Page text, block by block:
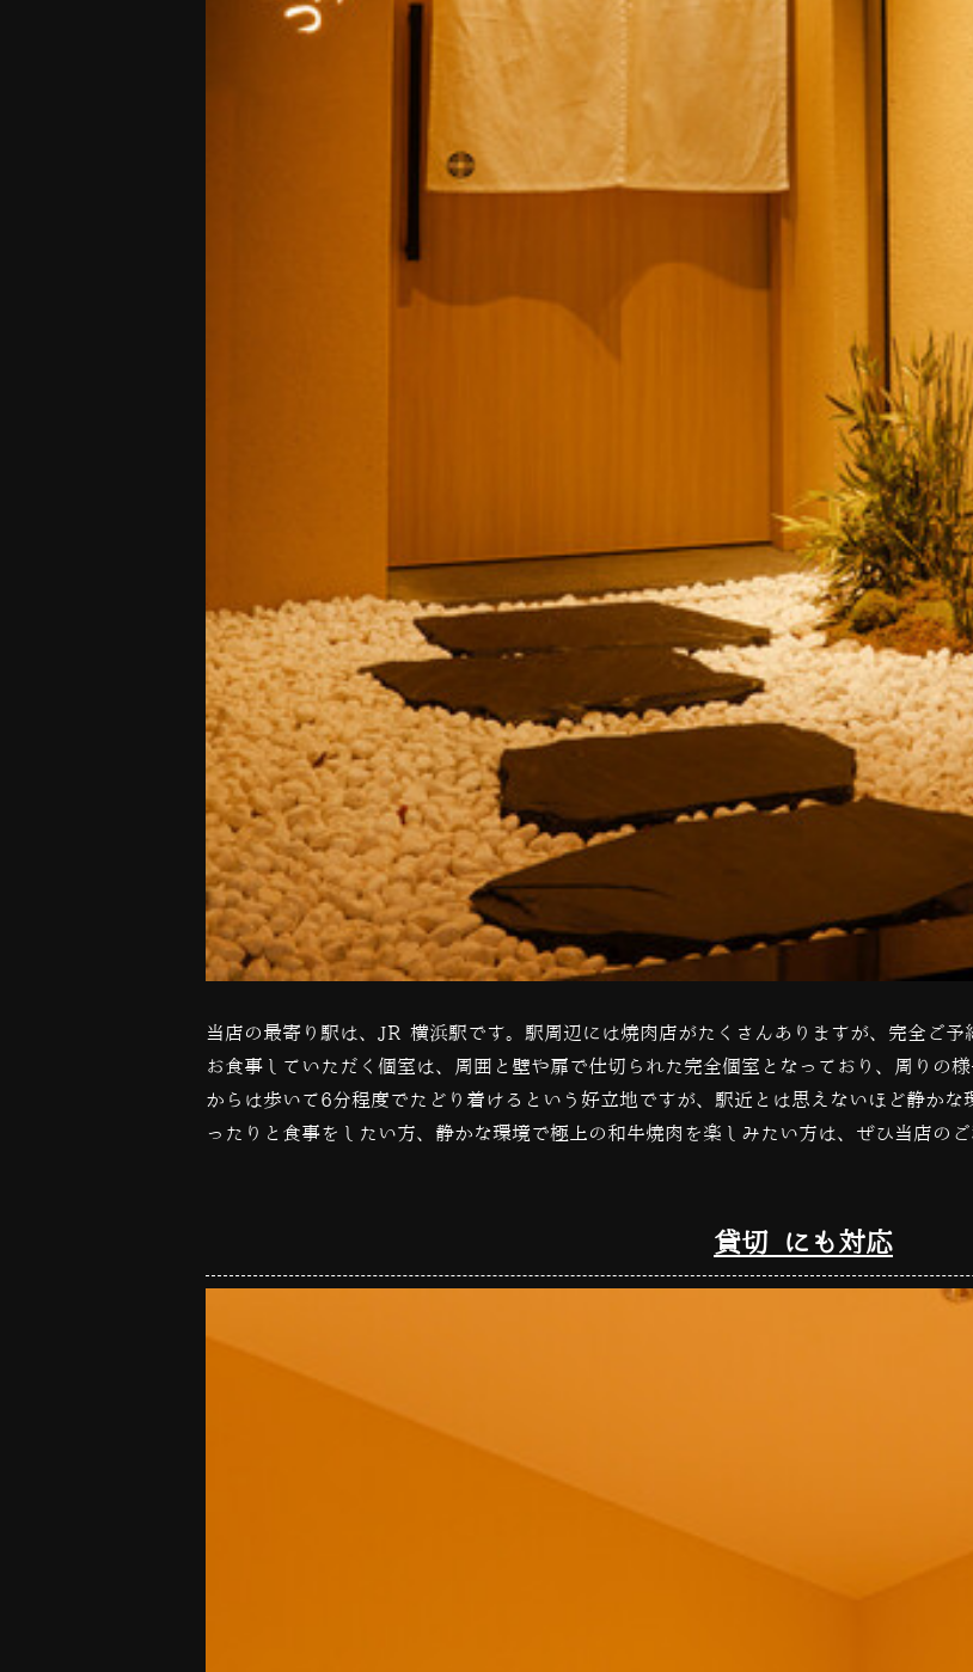
当店の最寄り駅は、JR 横浜駅です。駅周辺には焼肉店がたくさんありますが、完全ご予
お食事していただく個室は、周囲と壁や扉で仕切られた完全個室となっており、周りの
からは歩いて6分程度でたどり着けるという好立地ですが、駅近とは思えないほど静かな
ったりと食事をしたい方、静かな環境で極上の和牛焼肉を楽しみたい方は、ぜひ当店のご
貸切 にも対応